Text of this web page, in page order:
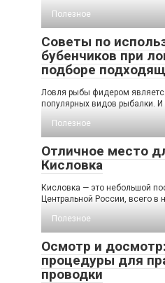
Полезное
Советы по
бубенчиков при
подборе
Ловля рыбы фидером
популярных видов рыбалки. И
Полезное
Отличное место
Кисловка
Кисловка — это небольшой
Центральной России, всего в
Полезное
Осмотр и
процедуры для
проводки